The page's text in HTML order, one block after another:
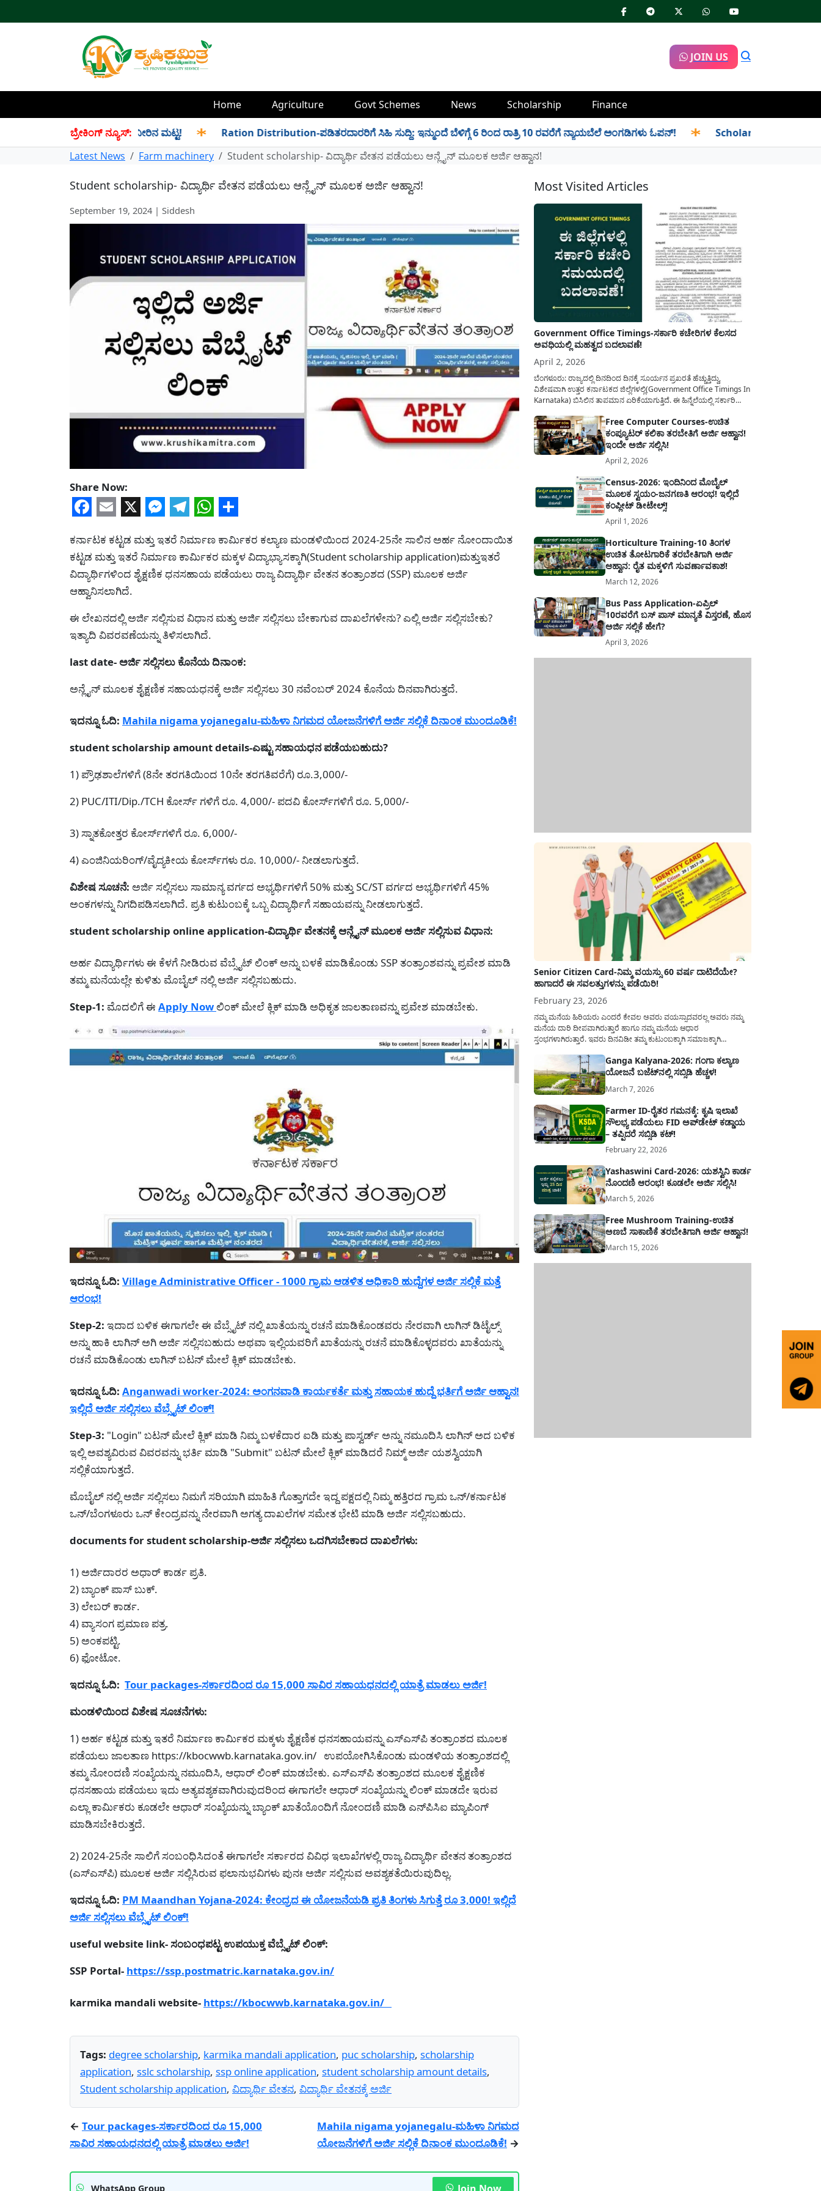
JOIN US
Home Agriculture Govt Schemes News Scholarship Finance
ಬ್ರೇಕಿಂಗ್ ನ್ಯೂಸ್:
ಇಲ್ಲಿದೆ ಡ್ಯಾಂವಾರು ಇಂದಿನ ನೀರಿನ ಮಟ್ಟ! ✱ Ration Distribution-ಪಡಿತರದಾರರಿಗೆ ಸಿಹಿ ಸುದ್ದಿ: ಇನ್ಮುಂದೆ ಬೆಳಿಗ್ಗೆ 6 ರಿಂದ ರಾತ್ರಿ 10 ರವರೆಗೆ ನ್ಯಾಯಬೆಲೆ ಅಂಗಡಿಗಳು ಓಪನ್! ✱
Scholarship Application-
Latest News
Farm machinery Student scholarship- ವಿದ್ಯಾರ್ಥಿ ವೇತನ ಪಡೆಯಲು ಆನ್ಲೈನ್ ಮೂಲಕ ಅರ್ಜಿ ಆಹ್ವಾನ!
Student scholarship- ವಿದ್ಯಾರ್ಥಿ ವೇತನ ಪಡೆಯಲು ಆನ್ಲೈನ್ ಮೂಲಕ ಅರ್ಜಿ ಆಹ್ವಾನ!
September 19, 2024 | Siddesh
Share Now:
ಕರ್ನಾಟಕ ಕಟ್ಟಡ ಮತ್ತು ಇತರೆ ನಿರ್ಮಾಣ ಕಾರ್ಮಿಕರ ಕಲ್ಯಾಣ ಮಂಡಳಿಯಿಂದ 2024-25ನೇ ಸಾಲಿನ ಅರ್ಹ ನೋಂದಾಯಿತ
ಕಟ್ಟಡ ಮತ್ತು ಇತರೆ ನಿರ್ಮಾಣ ಕಾರ್ಮಿಕರ ಮಕ್ಕಳ ವಿದ್ಯಾಭ್ಯಾಸಕ್ಕಾಗಿ(Student scholarship application)ಮತ್ತುಇತರೆ
ವಿದ್ಯಾರ್ಥಿಗಳಿಂದ ಶೈಕ್ಷಣಿಕ ಧನಸಹಾಯ ಪಡೆಯಲು ರಾಜ್ಯ ವಿದ್ಯಾರ್ಥಿ ವೇತನ ತಂತ್ರಾಂಶದ (SSP) ಮೂಲಕ ಅರ್ಜಿ
ಆಹ್ವಾನಿಸಲಾಗಿದೆ.
ಈ ಲೇಖನದಲ್ಲಿ ಅರ್ಜಿ ಸಲ್ಲಿಸುವ ವಿಧಾನ ಮತ್ತು ಅರ್ಜಿ ಸಲ್ಲಿಸಲು ಬೇಕಾಗುವ ದಾಖಲೆಗಳೇನು? ಎಲ್ಲಿ ಅರ್ಜಿ ಸಲ್ಲಿಸಬೇಕು?
ಇತ್ಯಾದಿ ವಿವರವಣೆಯನ್ನು ತಿಳಿಸಲಾಗಿದೆ.
last date- ಅರ್ಜಿ ಸಲ್ಲಿಸಲು ಕೊನೆಯ ದಿನಾಂಕ:
ಅನ್ಲೈನ್ ಮೂಲಕ ಶೈಕ್ಷಣಿಕ ಸಹಾಯಧನಕ್ಕೆ ಅರ್ಜಿ ಸಲ್ಲಿಸಲು 30 ನವೆಂಬರ್ 2024 ಕೊನೆಯ ದಿನವಾಗಿರುತ್ತದೆ.
ಇದನ್ನೂ ಓದಿ: Mahila nigama yojanegalu-ಮಹಿಳಾ ನಿಗಮದ ಯೋಜನೆಗಳಿಗೆ ಅರ್ಜಿ ಸಲ್ಲಿಕೆ ದಿನಾಂಕ ಮುಂದೂಡಿಕೆ!
student scholarship amount details-ಎಷ್ಟು ಸಹಾಯಧನ ಪಡೆಯಬಹುದು?
1) ಪ್ರೌಢಶಾಲೆಗಳಿಗೆ (8ನೇ ತರಗತಿಯಿಂದ 10ನೇ ತರಗತಿವರೆಗೆ) ರೂ.3,000/-
2) PUC/ITI/Dip./TCH ಕೋರ್ಸ್‌ ಗಳಿಗೆ ರೂ. 4,000/- ಪದವಿ ಕೋರ್ಸ್‌ಗಳಿಗೆ ರೂ. 5,000/-
3) ಸ್ನಾತಕೋತ್ತರ ಕೋರ್ಸ್‌ಗಳಿಗೆ ರೂ. 6,000/-
4) ಎಂಜಿನಿಯರಿಂಗ್/ವೈದ್ಯಕೀಯ ಕೋರ್ಸ್‌ಗಳು ರೂ. 10,000/- ನೀಡಲಾಗುತ್ತದೆ.
ವಿಶೇಷ ಸೂಚನೆ: ಅರ್ಜಿ ಸಲ್ಲಿಸಲು ಸಾಮಾನ್ಯ ವರ್ಗದ ಅಭ್ಯರ್ಥಿಗಳಿಗೆ 50% ಮತ್ತು SC/ST ವರ್ಗದ ಅಭ್ಯರ್ಥಿಗಳಿಗೆ 45%
ಅಂಕಗಳನ್ನು ನಿಗದಿಪಡಿಸಲಾಗಿದೆ. ಪ್ರತಿ ಕುಟುಂಬಕ್ಕೆ ಒಬ್ಬ ವಿದ್ಯಾರ್ಥಿಗೆ ಸಹಾಯವನ್ನು ನೀಡಲಾಗುತ್ತದೆ.
student scholarship online application-ವಿದ್ಯಾರ್ಥಿ ವೇತನಕ್ಕೆ ಆನ್ಲೈನ್ ಮೂಲಕ ಅರ್ಜಿ ಸಲ್ಲಿಸುವ ವಿಧಾನ:
ಅರ್ಹ ವಿದ್ಯಾರ್ಥಿಗಳು ಈ ಕೆಳಗೆ ನೀಡಿರುವ ವೆಬ್ಸೈಟ್ ಲಿಂಕ್ ಅನ್ನು ಬಳಕೆ ಮಾಡಿಕೊಂಡು SSP ತಂತ್ರಾಂಶವನ್ನು ಪ್ರವೇಶ ಮಾಡಿ
ತಮ್ಮ ಮನೆಯಲ್ಲೇ ಕುಳಿತು ಮೊಬೈಲ್ ನಲ್ಲಿ ಅರ್ಜಿ ಸಲ್ಲಿಸಬಹುದು.
Step-1: ಮೊದಲಿಗೆ ಈ Apply Now ಲಿಂಕ್ ಮೇಲೆ ಕ್ಲಿಕ್ ಮಾಡಿ ಅಧಿಕೃತ ಜಾಲತಾಣವನ್ನು ಪ್ರವೇಶ ಮಾಡಬೇಕು.
ಇದನ್ನೂ ಓದಿ: Village Administrative Officer - 1000 ಗ್ರಾಮ ಆಡಳಿತ ಅಧಿಕಾರಿ ಹುದ್ದೆಗಳ ಅರ್ಜಿ ಸಲ್ಲಿಕೆ ಮತ್ತೆ
ಆರಂಭ!
Step-2: ಇದಾದ ಬಳಿಕ ಈಗಾಗಲೇ ಈ ವೆಬ್ಸೈಟ್ ನಲ್ಲಿ ಖಾತೆಯನ್ನು ರಚನೆ ಮಾಡಿಕೊಂಡವರು ನೇರವಾಗಿ ಲಾಗಿನ್ ಡಿಟೈಲ್ಸ್
ಅನ್ನು ಹಾಕಿ ಲಾಗಿನ್ ಅಗಿ ಅರ್ಜಿ ಸಲ್ಲಿಸಬಹುದು ಅಥವಾ ಇಲ್ಲಿಯವರಿಗೆ ಖಾತೆಯನ್ನು ರಚನೆ ಮಾಡಿಕೊಳ್ಳದವರು ಖಾತೆಯನ್ನು
ರಚನೆ ಮಾಡಿಕೊಂಡು ಲಾಗಿನ್ ಬಟನ್ ಮೇಲೆ ಕ್ಲಿಕ್ ಮಾಡಬೇಕು.
ಇದನ್ನೂ ಓದಿ: Anganwadi worker-2024: ಅಂಗನವಾಡಿ ಕಾರ್ಯಕರ್ತೆ ಮತ್ತು ಸಹಾಯಕ ಹುದ್ದೆ ಭರ್ತಿಗೆ ಅರ್ಜಿ ಆಹ್ವಾನ!
ಇಲ್ಲಿದೆ ಅರ್ಜಿ ಸಲ್ಲಿಸಲು ವೆಬ್ಸೈಟ್ ಲಿಂಕ್!
Step-3: "Login" ಬಟನ್ ಮೇಲೆ ಕ್ಲಿಕ್ ಮಾಡಿ ನಿಮ್ಮ ಬಳಕೆದಾರ ಐಡಿ ಮತ್ತು ಪಾಸ್ವರ್ಡ್ ಅನ್ನು ನಮೂದಿಸಿ ಲಾಗಿನ್ ಅದ ಬಳಿಕ
ಇಲ್ಲಿ ಅವಶ್ಯವಿರುವ ವಿವರವನ್ನು ಭರ್ತಿ ಮಾಡಿ "Submit" ಬಟನ್ ಮೇಲೆ ಕ್ಲಿಕ್ ಮಾಡಿದರೆ ನಿಮ್ಮ್ ಅರ್ಜಿ ಯಶಸ್ವಿಯಾಗಿ
ಸಲ್ಲಿಕೆಯಾಗುತ್ತದೆ.
ಮೊಬೈಲ್ ನಲ್ಲಿ ಅರ್ಜಿ ಸಲ್ಲಿಸಲು ನಿಮಗೆ ಸರಿಯಾಗಿ ಮಾಹಿತಿ ಗೊತ್ತಾಗದೇ ಇದ್ದ ಪಕ್ಷದಲ್ಲಿ ನಿಮ್ಮ ಹತ್ತಿರದ ಗ್ರಾಮ ಒನ್/ಕರ್ನಾಟಕ
ಒನ್/ಬೆಂಗಳೂರು ಒನ್ ಕೇಂದ್ರವನ್ನು ನೇರವಾಗಿ ಅಗತ್ಯ ದಾಖಲೆಗಳ ಸಮೇತ ಭೇಟಿ ಮಾಡಿ ಅರ್ಜಿ ಸಲ್ಲಿಸಬಹುದು.
documents for student scholarship-ಅರ್ಜಿ ಸಲ್ಲಿಸಲು ಒದಗಿಸಬೇಕಾದ ದಾಖಲೆಗಳು:
1) ಅರ್ಜಿದಾರರ ಅಧಾರ್ ಕಾರ್ಡ ಪ್ರತಿ.
2) ಬ್ಯಾಂಕ್ ಪಾಸ್ ಬುಕ್.
3) ಲೇಬರ್ ಕಾರ್ಡ.
4) ವ್ಯಾಸಂಗ ಪ್ರಮಾಣ ಪತ್ರ.
5) ಅಂಕಪಟ್ಟಿ.
6) ಫೋಟೋ.
ಇದನ್ನೂ ಓದಿ: Tour packages-ಸರ್ಕಾರದಿಂದ ರೂ 15,000 ಸಾವಿರ ಸಹಾಯಧನದಲ್ಲಿ ಯಾತ್ರೆ ಮಾಡಲು ಅರ್ಜಿ!
ಮಂಡಳಿಯಿಂದ ವಿಶೇಷ ಸೂಚನೆಗಳು:
1) ಅರ್ಹ ಕಟ್ಟಡ ಮತ್ತು ಇತರೆ ನಿರ್ಮಾಣ ಕಾರ್ಮಿಕರ ಮಕ್ಕಳು ಶೈಕ್ಷಣಿಕ ಧನಸಹಾಯವನ್ನು ಎಸ್‍ಎಸ್‍ಪಿ ತಂತ್ರಾಂಶದ ಮೂಲಕ
ಪಡೆಯಲು ಜಾಲತಾಣ https://kbocwwb.karnataka.gov.in/ ಉಪಯೋಗಿಸಿಕೊಂಡು ಮಂಡಳಿಯ ತಂತ್ರಾಂಶದಲ್ಲಿ
ತಮ್ಮ ನೋಂದಣಿ ಸಂಖ್ಯೆಯನ್ನು ನಮೂದಿಸಿ, ಆಧಾರ್ ಲಿಂಕ್ ಮಾಡಬೇಕು. ಎಸ್‍ಎಸ್‍ಪಿ ತಂತ್ರಾಂಶದ ಮೂಲಕ ಶೈಕ್ಷಣಿಕ
ಧನಸಹಾಯ ಪಡೆಯಲು ಇದು ಅತ್ಯವಶ್ಯಕವಾಗಿರುವುದರಿಂದ ಈಗಾಗಲೇ ಆಧಾರ್ ಸಂಖ್ಯೆಯನ್ನು ಲಿಂಕ್ ಮಾಡದೇ ಇರುವ
ಎಲ್ಲಾ ಕಾರ್ಮಿಕರು ಕೂಡಲೇ ಆಧಾರ್ ಸಂಖ್ಯೆಯನ್ನು ಬ್ಯಾಂಕ್ ಖಾತೆಯೊಂದಿಗೆ ನೋಂದಣಿ ಮಾಡಿ ಎನ್‍ಪಿಸಿಐ ಮ್ಯಾಪಿಂಗ್
ಮಾಡಿಸಬೇಕಿರುತ್ತದೆ.
2) 2024-25ನೇ ಸಾಲಿಗೆ ಸಂಬಂಧಿಸಿದಂತೆ ಈಗಾಗಲೇ ಸರ್ಕಾರದ ವಿವಿಧ ಇಲಾಖೆಗಳಲ್ಲಿ ರಾಜ್ಯ ವಿದ್ಯಾರ್ಥಿ ವೇತನ ತಂತ್ರಾಂಶದ
(ಎಸ್‍ಎಸ್‍ಪಿ) ಮೂಲಕ ಅರ್ಜಿ ಸಲ್ಲಿಸಿರುವ ಫಲಾನುಭವಿಗಳು ಪುನಃ ಅರ್ಜಿ ಸಲ್ಲಿಸುವ ಅವಶ್ಯಕತೆಯಿರುವುದಿಲ್ಲ.
ಇದನ್ನೂ ಓದಿ: PM Maandhan Yojana-2024: ಕೇಂದ್ರದ ಈ ಯೋಜನೆಯಡಿ ಪ್ರತಿ ತಿಂಗಳು ಸಿಗುತ್ತೆ ರೂ 3,000! ಇಲ್ಲಿದೆ
ಅರ್ಜಿ ಸಲ್ಲಿಸಲು ವೆಬ್ಸೈಟ್ ಲಿಂಕ್!
useful website link- ಸಂಬಂಧಪಟ್ಟ ಉಪಯುಕ್ತ ವೆಬ್ಸೈಟ್ ಲಿಂಕ್:
SSP Portal- https://ssp.postmatric.karnataka.gov.in/
karmika mandali website- https://kbocwwb.karnataka.gov.in/
Tags: degree scholarship, karmika mandali application, puc scholarship, scholarship
application, sslc scholarship, ssp online application, student scholarship amount details,
Student scholarship application, ವಿದ್ಯಾರ್ಥಿ ವೇತನ, ವಿದ್ಯಾರ್ಥಿ ವೇತನಕ್ಕೆ ಅರ್ಜಿ
← Tour packages-ಸರ್ಕಾರದಿಂದ ರೂ 15,000
ಸಾವಿರ ಸಹಾಯಧನದಲ್ಲಿ ಯಾತ್ರೆ ಮಾಡಲು ಅರ್ಜಿ!
Mahila nigama yojanegalu-ಮಹಿಳಾ ನಿಗಮದ
ಯೋಜನೆಗಳಿಗೆ ಅರ್ಜಿ ಸಲ್ಲಿಕೆ ದಿನಾಂಕ ಮುಂದೂಡಿಕೆ! →
WhatsApp Group
Most Visited Articles
Government Office Timings-ಸರ್ಕಾರಿ ಕಚೇರಿಗಳ ಕೆಲಸದ
ಅವಧಿಯಲ್ಲಿ ಮಹತ್ವದ ಬದಲಾವಣೆ!
April 2, 2026
ಬೆಂಗಳೂರು: ರಾಜ್ಯದಲ್ಲಿ ದಿನದಿಂದ ದಿನಕ್ಕೆ ಸೂರ್ಯನ ಪ್ರಖರತೆ ಹೆಚ್ಚುತ್ತಿದ್ದು,
ವಿಶೇಷವಾಗಿ ಉತ್ತರ ಕರ್ನಾಟಕದ ಜಿಲ್ಲೆಗಳಲ್ಲಿ(Government Office Timings In
Karnataka) ಬಿಸಿಲಿನ ತಾಪಮಾನ ಏರಿಕೆಯಾಗುತ್ತಿದೆ. ಈ ಹಿನ್ನೆಲೆಯಲ್ಲಿ ಸರ್ಕಾರಿ
ಸರ್ಕಾರವು ಮಹತ್ವದ ನಿರ್ಧಾರವೊಂದನ್ನು ಕೈಗೊಂಡಿದೆ. ಕಿತ್ತೂರು ಕರ್ನಾಟಕ ಮತ್ತು
ಕಲ್ಯಾಣ ಕರ್ನಾಟಕದ ಒಟ್ಟು 9 ಜಿಲ್ಲೆಗಳಲ್ಲಿ ಏಪ್ರಿಲ್...
Free Computer Courses-ಉಚಿತ
ಕಂಪ್ಯೂಟರ್ ಕಲಿಕಾ ತರಬೇತಿಗೆ ಅರ್ಜಿ ಆಹ್ವಾನ!
ಇಂದೇ ಅರ್ಜಿ ಸಲ್ಲಿಸಿ!
April 2, 2026
Census-2026: ಇಂದಿನಿಂದ ಮೊಬೈಲ್
ಮೂಲಕ ಸ್ವಯಂ-ಜನಗಣತಿ ಆರಂಭ! ಇಲ್ಲಿದೆ
ಕಂಪ್ಲೀಟ್ ಡೀಟೇಲ್ಸ್!
April 1, 2026
Horticulture Training-10 ತಿಂಗಳ
ಉಚಿತ ತೋಟಗಾರಿಕೆ ತರಬೇತಿಗಾಗಿ ಅರ್ಜಿ
ಆಹ್ವಾನ: ರೈತ ಮಕ್ಕಳಿಗೆ ಸುವರ್ಣಾವಕಾಶ!
March 12, 2026
Bus Pass Application-ಏಪ್ರಿಲ್
10ರವರೆಗೆ ಬಸ್ ಪಾಸ್ ಮಾನ್ಯತೆ ವಿಸ್ತರಣೆ, ಹೊಸ
ಅರ್ಜಿ ಸಲ್ಲಿಕೆ ಹೇಗೆ?
April 3, 2026
Senior Citizen Card-ನಿಮ್ಮ ವಯಸ್ಸು 60 ವರ್ಷ ದಾಟಿದೆಯೇ?
ಹಾಗಾದರೆ ಈ ಸವಲತ್ತುಗಳನ್ನು ಪಡೆಯಿರಿ!
February 23, 2026
ನಮ್ಮ ಮನೆಯ ಹಿರಿಯರು ಎಂದರೆ ಕೇವಲ ಅವರು ವಯಸ್ಸಾದವರಲ್ಲ ಅವರು ನಮ್ಮ
ಮನೆಯ ದಾರಿ ದೀಪವಾಗಿರುತ್ತಾರೆ ಹಾಗೂ ನಮ್ಮ ಮನೆಯ ಆಧಾರ
ಸ್ತಂಭಗಳಾಗಿರುತ್ತಾರೆ. ಇವರು ದಿನವಿಡೀ ತಮ್ಮ ಕುಟುಂಬಕ್ಕಾಗಿ ಸಮಾಜಕ್ಕಾಗಿ
ನೆಮ್ಮದಿಯಿಂದ ಕಳೆಯಬೇಕೆಂಬುದು ಪ್ರತಿಯೊಬ್ಬರ ಕನಸಾಗಿರುತ್ತದೆ ಆದ್ದರಿಂದ
ಸರ್ಕಾರವು ಹಿರಿಯ ನಾಗರಿಕರ ಗುರುತಿನ ಚೀಟಿ...
Ganga Kalyana-2026: ಗಂಗಾ ಕಲ್ಯಾಣ
ಯೋಜನೆ ಬಜೆಟ್‌ನಲ್ಲಿ ಸಬ್ಸಿಡಿ ಹೆಚ್ಚಳ!
March 7, 2026
Farmer ID-ರೈತರ ಗಮನಕ್ಕೆ: ಕೃಷಿ ಇಲಾಖೆ
ಸೌಲಭ್ಯ ಪಡೆಯಲು FID ಅಪ್‌ಡೇಟ್ ಕಡ್ಡಾಯ
– ತಪ್ಪಿದರೆ ಸಬ್ಸಿಡಿ ಕಟ್!
February 22, 2026
Yashaswini Card-2026: ಯಶಸ್ವಿನಿ ಕಾರ್ಡ
ನೊಂದಣಿ ಆರಂಭ! ಕೂಡಲೇ ಅರ್ಜಿ ಸಲ್ಲಿಸಿ!
March 5, 2026
Free Mushroom Training-ಉಚಿತ
ಅಣಬೆ ಸಾಕಾಣಿಕೆ ತರಬೇತಿಗಾಗಿ ಅರ್ಜಿ ಆಹ್ವಾನ!
March 15, 2026